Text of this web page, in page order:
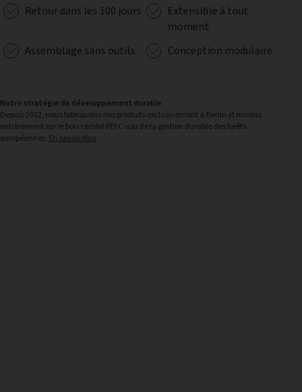
Retour dans les 100 jours
Extensible à tout
moment
Assemblage sans outils
Conception modulaire
Notre stratégie de développement durable
Depuis 2012, nous fabriquons nos produits exclusivement à Berlin et misons
entièrement sur le bois certifié PEFC issu de la gestion durable des forêts
européennes. En savoir plus